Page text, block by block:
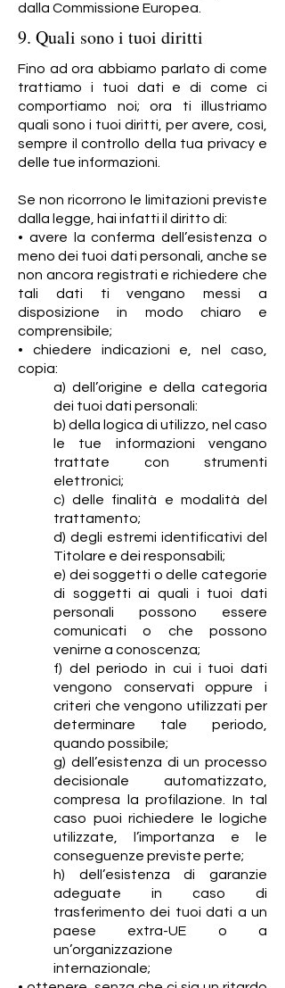
dalla Commissione Europea.
9. Quali sono i tuoi diritti
Fino ad ora abbiamo parlato di come
trattiamo i tuoi dati e di come ci
comportiamo noi; ora ti illustriamo
quali sono i tuoi diritti, per avere, così,
sempre il controllo della tua privacy e
delle tue informazioni.
Se non ricorrono le limitazioni previste
dalla legge, hai infatti il diritto di:
• avere la conferma dell’esistenza o
meno dei tuoi dati personali, anche se
non ancora registrati e richiedere che
tali dati ti vengano messi a
disposizione in modo chiaro e
comprensibile;
• chiedere indicazioni e, nel caso,
copia:
a) dell’origine e della categoria
dei tuoi dati personali:
b) della logica di utilizzo, nel caso
le tue informazioni vengano
trattate con strumenti
elettronici;
c) delle finalità e modalità del
trattamento;
d) degli estremi identificativi del
Titolare e dei responsabili;
e) dei soggetti o delle categorie
di soggetti ai quali i tuoi dati
personali possono essere
comunicati o che possono
venirne a conoscenza;
f) del periodo in cui i tuoi dati
vengono conservati oppure i
criteri che vengono utilizzati per
determinare tale periodo,
quando possibile;
g) dell’esistenza di un processo
decisionale automatizzato,
compresa la profilazione. In tal
caso puoi richiedere le logiche
utilizzate, l’importanza e le
conseguenze previste perte;
h) dell’esistenza di garanzie
adeguate in caso di
trasferimento dei tuoi dati a un
paese extra-UE o a
un’organizzazione
internazionale;